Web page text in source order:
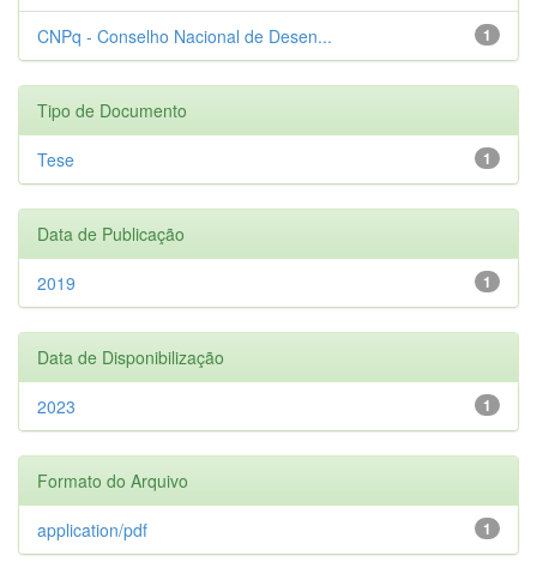
1
CNPq - Conselho Nacional de Desen...
Tipo de Documento
1
Tese
Data de Publicação
1
2019
Data de Disponibilização
1
2023
Formato do Arquivo
1
application/pdf